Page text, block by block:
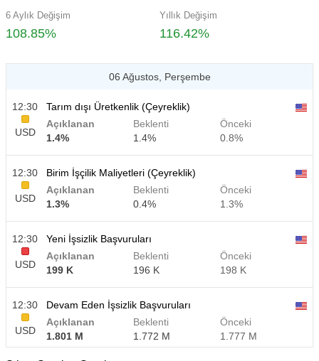
6 Aylık Değişim
108.85%
Yıllık Değişim
116.42%
06 Ağustos, Perşembe
12:30
USD
Tarım dışı Üretkenlik (Çeyreklik)
Açıklanan
1.4%
Beklenti
1.4%
Önceki
0.8%
12:30
USD
Birim İşçilik Maliyetleri (Çeyreklik)
Açıklanan
1.3%
Beklenti
0.4%
Önceki
1.3%
12:30
USD
Yeni İşsizlik Başvuruları
Açıklanan
199 K
Beklenti
196 K
Önceki
198 K
12:30
USD
Devam Eden İşsizlik Başvuruları
Açıklanan
1.801 M
Beklenti
1.772 M
Önceki
1.777 M